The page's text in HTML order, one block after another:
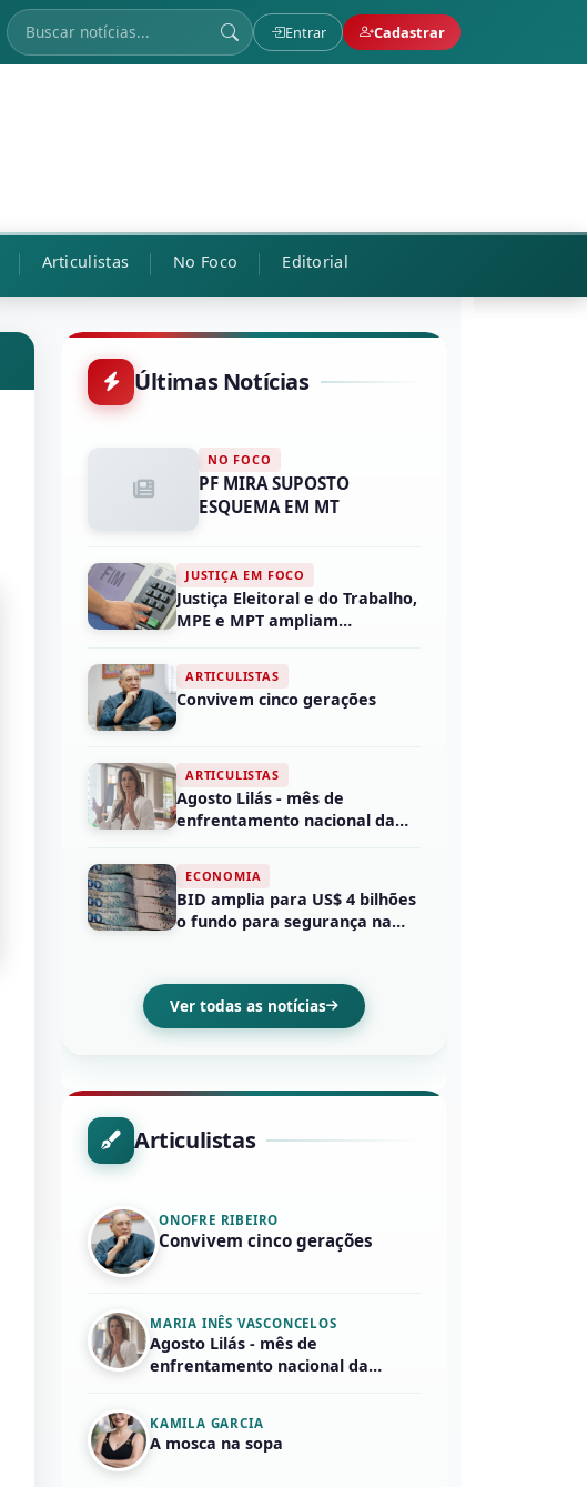
Entrar Cadastrar
Articulistas No Foco Editorial
Últimas Notícias
NO FOCO
PF MIRA SUPOSTO
ESQUEMA EM MT
JUSTIÇA EM FOCO
Justiça Eleitoral e do Trabalho,
MPE e MPT ampliam
ARTICULISTAS
Convivem cinco gerações
ARTICULISTAS
Agosto Lilás - mês de
enfrentamento nacional da
ECONOMIA
BID amplia para US$ 4 bilhões
o fundo para segurança na
Ver todas as notícias
Articulistas
ONOFRE RIBEIRO
Convivem cinco gerações
MARIA INÊS VASCONCELOS
Agosto Lilás - mês de
enfrentamento nacional da
KAMILA GARCIA
A mosca na sopa